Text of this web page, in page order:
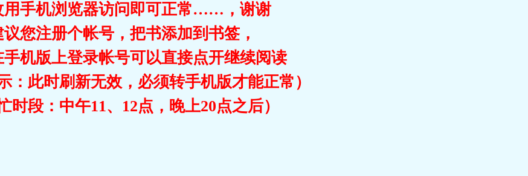
用手机浏览器访问即可正常……，谢谢
议您注册个帐号，把书添加到书签，
手机版上登录帐号可以直接点开继续阅读
：此时刷新无效，必须转手机版才能正常）
时段：中午11、12点，晚上20点之后）